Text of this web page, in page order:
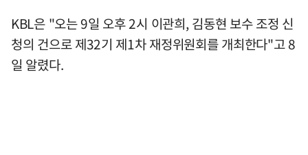
KBL은 "오는 9일 오후 2시 이관희, 김동현 보수 조정 신
청의 건으로 제32기 제1차 재정위원회를 개최한다"고 8
일 알렸다.